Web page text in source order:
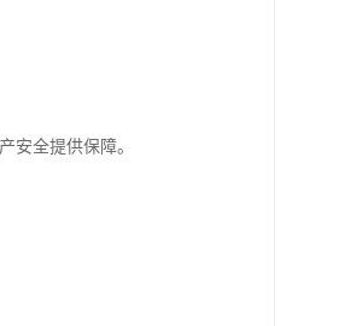
安全提供保障。